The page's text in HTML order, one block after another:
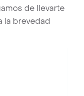
de llevarte
la brevedad